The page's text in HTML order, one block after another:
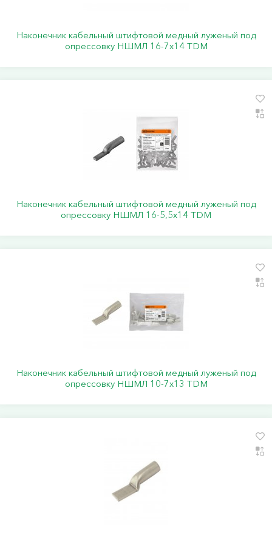
Наконечник кабельный штифтовой медный луженый под
опрессовку НШМЛ 16-7x14 TDM
Наконечник кабельный штифтовой медный луженый под
опрессовку НШМЛ 16-5,5х14 TDM
Наконечник кабельный штифтовой медный луженый под
опрессовку НШМЛ 10-7x13 TDM